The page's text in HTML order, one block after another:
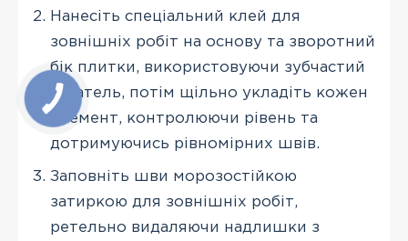
Нанесіть спеціальний клей для
зовнішніх робіт на основу та зворотний
бік плитки, використовуючи зубчастий
шпатель, потім щільно укладіть кожен
елемент, контролюючи рівень та
дотримуючись рівномірних швів.
Заповніть шви морозостійкою
затиркою для зовнішніх робіт,
ретельно видаляючи надлишки з